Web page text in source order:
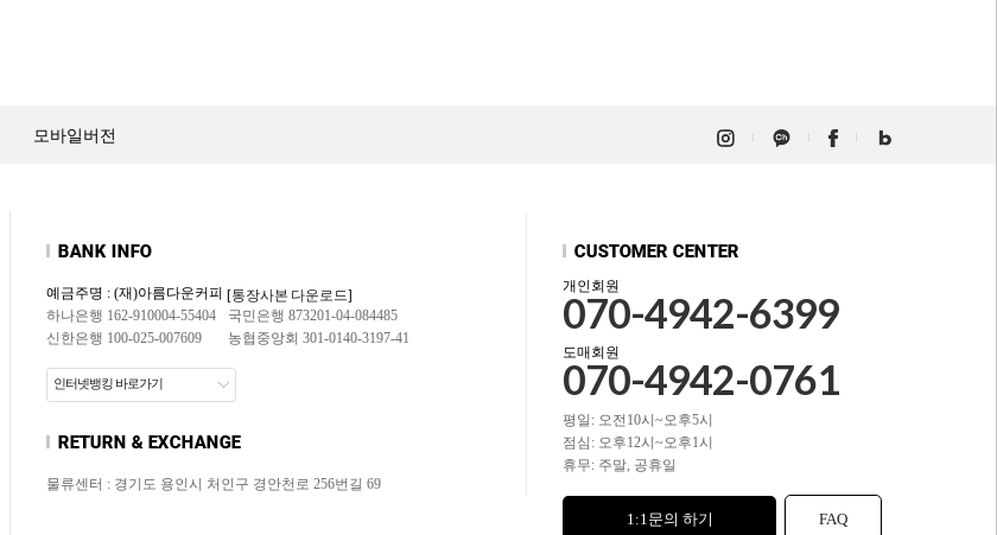
모바일버전
예금주명 : (재)아름다운커피 [통장사본 다운로드]
하나은행 162-910004-55404
국민은행 873201-04-084485
신한은행 100-025-007609
농협중앙회 301-0140-3197-41
인터넷뱅킹 바로가기
물류센터 : 경기도 용인시 처인구 경안천로 256번길 69
개인회원
070-4942-6399
도매회원
070-4942-0761
평일: 오전10시~오후5시
점심: 오후12시~오후1시
휴무: 주말, 공휴일
1:1문의 하기 FAQ